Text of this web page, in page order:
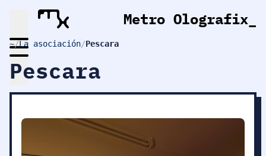
Metro Olografix
~/La asociación/Pescara
Pescara